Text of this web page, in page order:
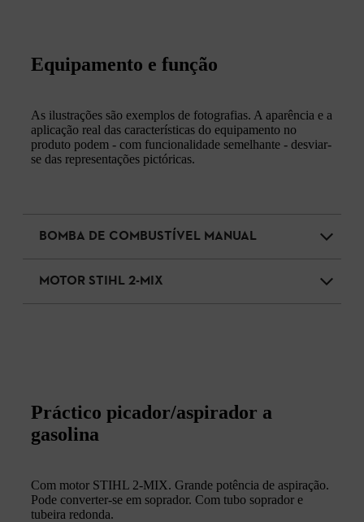
Equipamento e função
As ilustrações são exemplos de fotografias. A aparência e a
aplicação real das características do equipamento no
produto podem - com funcionalidade semelhante - desviar-
se das representações pictóricas.
BOMBA DE COMBUSTÍVEL MANUAL
MOTOR STIHL 2-MIX
Práctico picador/aspirador a
gasolina
Com motor STIHL 2-MIX. Grande potência de aspiração.
Pode converter-se em soprador. Com tubo soprador e
tubeira redonda.